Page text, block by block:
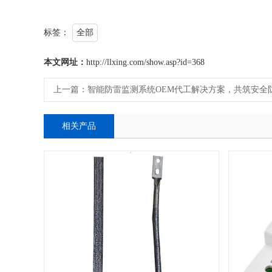
标签： 全部
本文网址： http://llxing.com/show.asp?id=368
上一篇： 智能防雷监测系统OEM代工解决方案，共筑安全
相关产品